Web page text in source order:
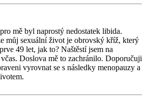
mě byl naprostý nedostatek libida.
můj sexuální život je obrovský kříž, který
49 let, jak to? Naštěstí jsem na
Doslova mě to zachránilo. Doporučuji
vyrovnat se s následky menopauzy a